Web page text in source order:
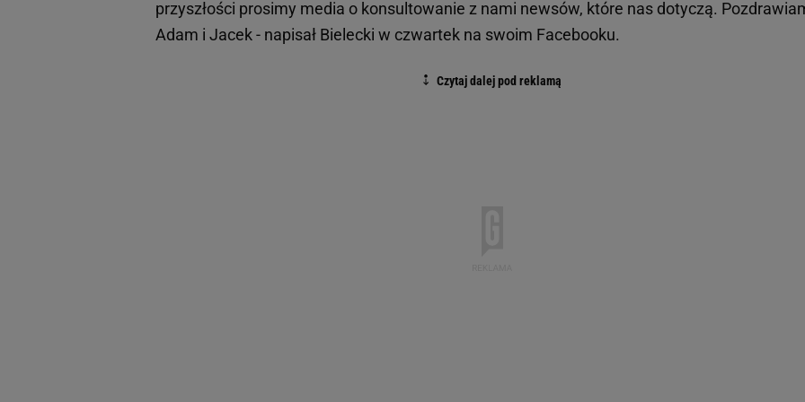
przyszłości prosimy media o konsultowanie z nami newsów, które nas dotyczą.
Adam i Jacek - napisał Bielecki w czwartek na swoim Facebooku.